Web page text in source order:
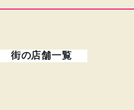
街の店舗一覧